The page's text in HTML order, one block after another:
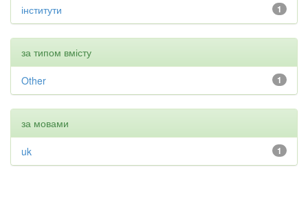
1
інститути
за типом вмісту
1
Other
за мовами
1
uk